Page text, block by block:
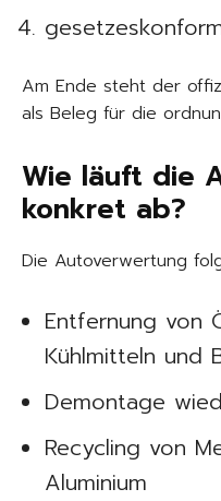
Am Ende steht der
als Beleg für die
Wie läuft die
konkret ab?
Die Autoverwertung
Entfernung von
Kühlmitteln und
Demontage
Recycling von
Aluminium